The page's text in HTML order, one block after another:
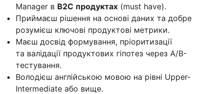
Manager в B2C продуктах (must have).
Приймаєш рішення на основі даних та добре
розумієш ключові продуктові метрики.
Маєш досвід формування, пріоритизації
та валідації продуктових гіпотез через A/B-
тестування.
Володієш англійською мовою на рівні Upper-
Intermediate або вище.